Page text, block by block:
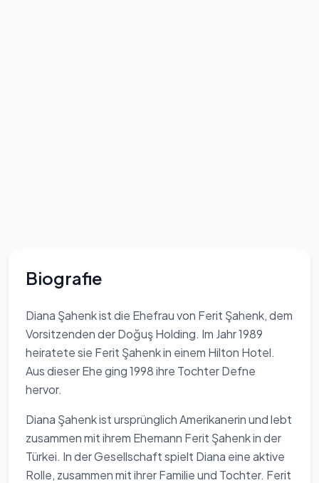
Biografie
Diana Şahenk ist die Ehefrau von Ferit Şahenk, dem
Vorsitzenden der Doğuş Holding. Im Jahr 1989
heiratete sie Ferit Şahenk in einem Hilton Hotel.
Aus dieser Ehe ging 1998 ihre Tochter Defne
hervor.
Diana Şahenk ist ursprünglich Amerikanerin und lebt
zusammen mit ihrem Ehemann Ferit Şahenk in der
Türkei. In der Gesellschaft spielt Diana eine aktive
Rolle, zusammen mit ihrer Familie und Tochter. Ferit